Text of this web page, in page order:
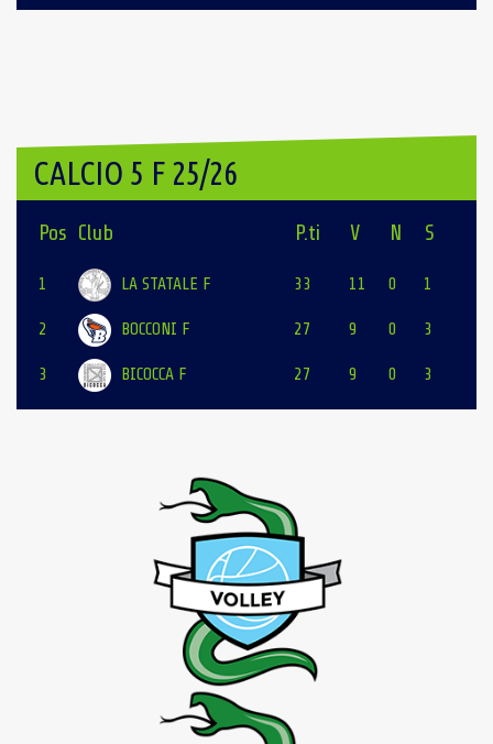
CALCIO 5 F 25/26
Pos Club P.ti V N S
1 LA STATALE F 33 11 0 1
2 BOCCONI F 27 9 0 3
3 BICOCCA F 27 9 0 3